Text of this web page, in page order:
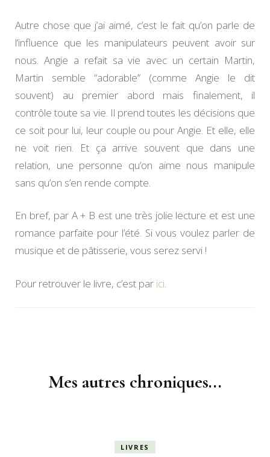
Autre chose que j’ai aimé, c’est le fait qu’on parle de
l’influence que les manipulateurs peuvent avoir sur
nous. Angie a refait sa vie avec un certain Martin,
Martin semble “adorable” (comme Angie le dit
souvent) au premier abord mais finalement, il
contrôle toute sa vie. Il prend toutes les décisions que
ce soit pour lui, leur couple ou pour Angie. Et elle, elle
ne voit rien. Et ça arrive souvent que dans une
relation, une personne qu’on aime nous manipule
sans qu’on s’en rende compte.
En bref, par A + B est une très jolie lecture et est une
romance parfaite pour l’été. Si vous voulez parler de
musique et de pâtisserie, vous serez servi !
Pour retrouver le livre, c’est par ici.
Mes autres chroniques...
LIVRES